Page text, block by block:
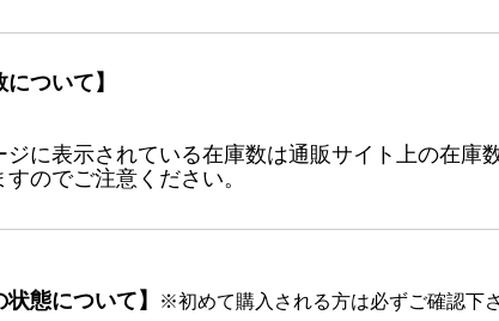
について】
ジに表示されている在庫数は通販サイト上の在庫
のでご注意ください。
状態について】 ※初めて購入される方は必ずご確認下さ